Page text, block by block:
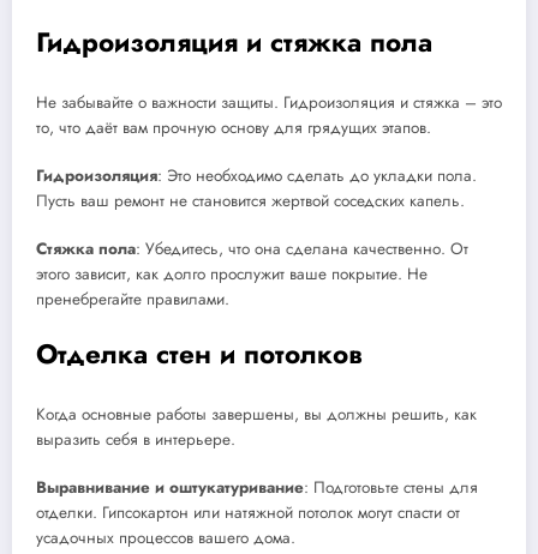
Гидроизоляция и стяжка пола
Не забывайте о важности защиты. Гидроизоляция и стяжка – это
то, что даёт вам прочную основу для грядущих этапов.
Гидроизоляция: Это необходимо сделать до укладки пола.
Пусть ваш ремонт не становится жертвой соседских капель.
Стяжка пола: Убедитесь, что она сделана качественно. От
этого зависит, как долго прослужит ваше покрытие. Не
пренебрегайте правилами.
Отделка стен и потолков
Когда основные работы завершены, вы должны решить, как
выразить себя в интерьере.
Выравнивание и оштукатуривание: Подготовьте стены для
отделки. Гипсокартон или натяжной потолок могут спасти от
усадочных процессов вашего дома.